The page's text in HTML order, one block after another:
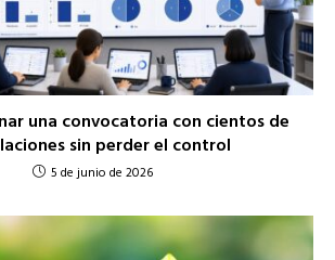
una convocatoria con cientos de
sin perder el control
5 de junio de 2026